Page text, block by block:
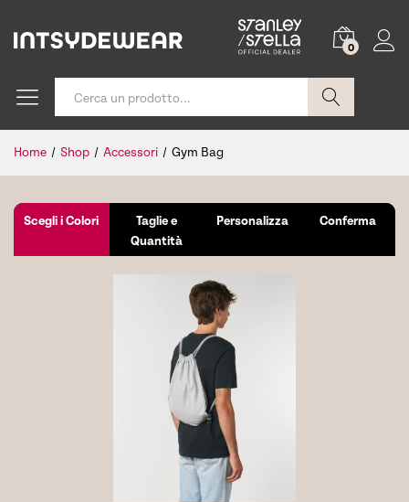
0
Cerca
Home / Shop / Accessori / Gym Bag
Scegli i Colori
Taglie e
Quantità
Personalizza Conferma